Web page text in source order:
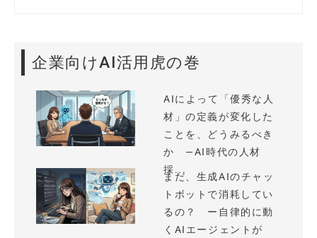
企業向けAI活用虎の巻
AIによって「優秀な人
材」の定義が変化した
ことを、どうみるべき
か —AI時代の人材
採...
まだ、生成AIのチャッ
トボットで消耗してい
るの？ ー自律的に動
くAIエージェントが